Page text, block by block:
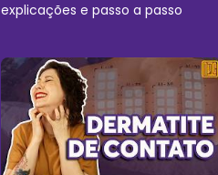
explicações e passo a passo